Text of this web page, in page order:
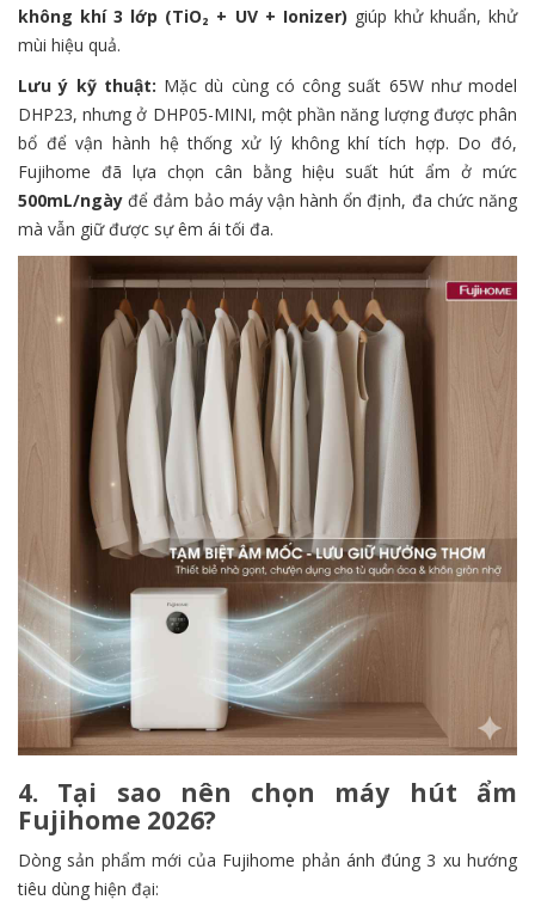
không khí 3 lớp (TiO₂ + UV + Ionizer) giúp khử khuẩn, khử
mùi hiệu quả.
Lưu ý kỹ thuật: Mặc dù cùng có công suất 65W như model
DHP23, nhưng ở DHP05-MINI, một phần năng lượng được phân
bổ để vận hành hệ thống xử lý không khí tích hợp. Do đó,
Fujihome đã lựa chọn cân bằng hiệu suất hút ẩm ở mức
500mL/ngày để đảm bảo máy vận hành ổn định, đa chức năng
mà vẫn giữ được sự êm ái tối đa.
4. Tại sao nên chọn máy hút ẩm
Fujihome 2026?
Dòng sản phẩm mới của Fujihome phản ánh đúng 3 xu hướng
tiêu dùng hiện đại: